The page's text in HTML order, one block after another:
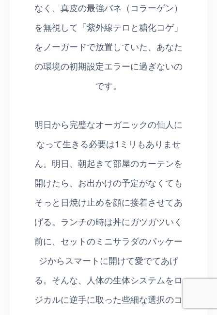
なく、真皮の最強バネ（コラーゲン）
を無視して「紫外線テロと糖化コゲ」
をノーガードで放置していた、あなた
の環境の初期設定エラーに過ぎないの
です。
明日から完璧なオーガニックの仙人に
なって生きる必要は1ミリもありませ
ん。明日、朝起きて部屋のカーテンを
開けたら、お出かけの予定がなくても
そっと日焼け止めを顔に接着させてあ
げる。ランチの時は丼にガツガツいく
前に、セットのミニサラダのパッケー
ジからスマートに開けて愛でてあげ
る。そんな、人体の生体システムをロ
ジカルに逆手に取った些細な選択のコ